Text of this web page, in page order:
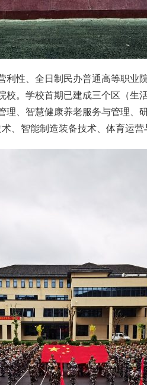
性、全日制民办普通高等职业
。学校首期已建成三个区（生
、智慧健康养老服务与管理
、智能制造装备技术、体育运营